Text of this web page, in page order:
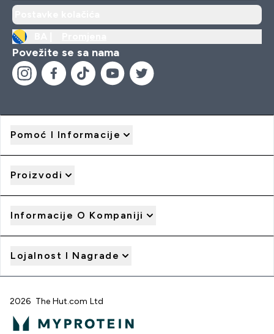
Povežite se sa nama
Pomoć I Informacije
Proizvodi
Informacije O Kompaniji
Lojalnost I Nagrade
2026 The Hut.com Ltd